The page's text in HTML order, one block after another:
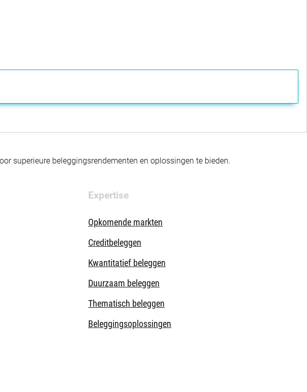
superieure beleggingsrendementen en oplossingen te bieden.
Expertise
Opkomende markten
Creditbeleggen
Kwantitatief beleggen
Duurzaam beleggen
Thematisch beleggen
Beleggingsoplossingen